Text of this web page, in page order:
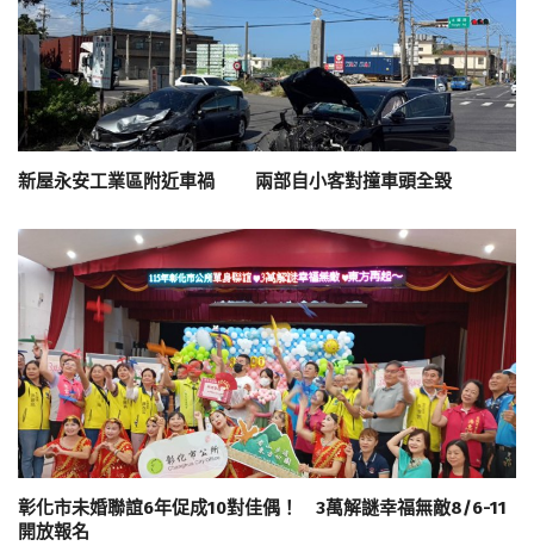
新屋永安工業區附近車禍 兩部自小客對撞車頭全毀
彰化市未婚聯誼6年促成10對佳偶！ 3萬解謎幸福無敵8/6-11
開放報名